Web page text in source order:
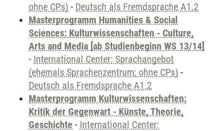
ohne CPs) - Deutsch als Fremdsprache A1.2
Masterprogramm Humanities & Social
Sciences: Kulturwissenschaften - Culture,
Arts and Media [ab Studienbeginn WS 13/14]
- International Center: Sprachangebot
(ehemals Sprachenzentrum; ohne CPs) -
Deutsch als Fremdsprache A1.2
Masterprogramm Kulturwissenschaften:
Kritik der Gegenwart - Künste, Theorie,
Geschichte - International Center: